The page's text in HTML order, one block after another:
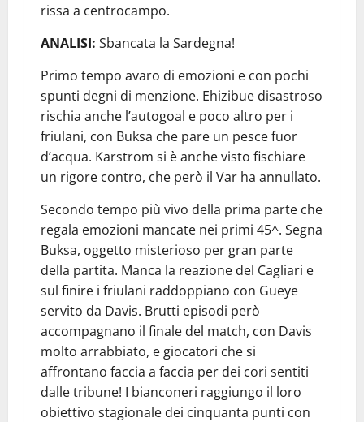
rissa a centrocampo.
ANALISI: Sbancata la Sardegna!
Primo tempo avaro di emozioni e con pochi
spunti degni di menzione. Ehizibue disastroso
rischia anche l’autogoal e poco altro per i
friulani, con Buksa che pare un pesce fuor
d’acqua. Karstrom si è anche visto fischiare
un rigore contro, che però il Var ha annullato.
Secondo tempo più vivo della prima parte che
regala emozioni mancate nei primi 45^. Segna
Buksa, oggetto misterioso per gran parte
della partita. Manca la reazione del Cagliari e
sul finire i friulani raddoppiano con Gueye
servito da Davis. Brutti episodi però
accompagnano il finale del match, con Davis
molto arrabbiato, e giocatori che si
affrontano faccia a faccia per dei cori sentiti
dalle tribune! I bianconeri raggiungo il loro
obiettivo stagionale dei cinquanta punti con